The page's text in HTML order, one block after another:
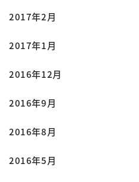
2017年2月
2017年1月
2016年12月
2016年9月
2016年8月
2016年5月